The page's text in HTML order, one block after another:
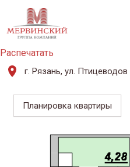
Распечатать
г. Рязань, ул. Птицеводов
Планировка квартиры